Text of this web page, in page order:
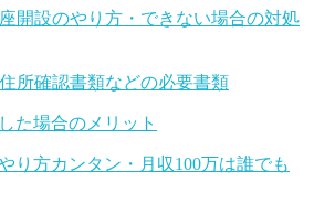
開設のやり方・できない場合の対処
所確認書類などの必要書類
た場合のメリット
り方カンタン・月収100万は誰でも